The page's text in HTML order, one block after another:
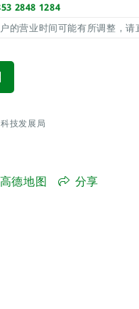
2848 1284
的营业时间可能有所调整，请
技发展局
高德地图 分享